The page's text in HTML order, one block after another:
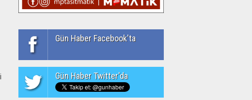
Gün Haber Facebook'ta
Gün Haber Twitter'da